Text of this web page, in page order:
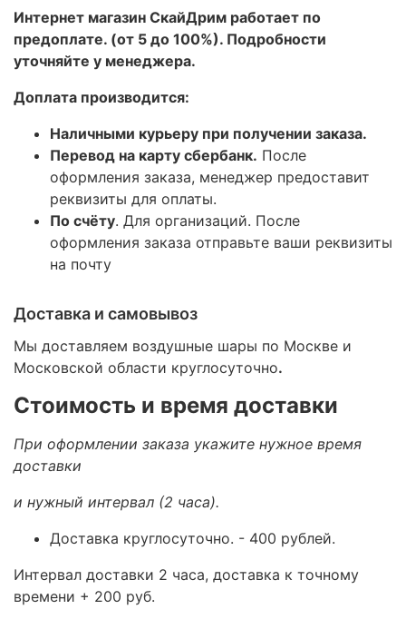
Интернет магазин СкайДрим работает по
предоплате. (от 5 до 100%). Подробности
уточняйте у менеджера.
Доплата производится:
Наличными курьеру при получении заказа.
Перевод на карту сбербанк. После
оформления заказа, менеджер предоставит
реквизиты для оплаты.
По счёту. Для организаций. После
оформления заказа отправьте ваши реквизиты
на почту
Доставка и самовывоз
Мы доставляем воздушные шары по Москве и
Московской области круглосуточно.
Стоимость и время доставки
При оформлении заказа укажите нужное время
доставки
и нужный интервал (2 часа).
Доставка круглосуточно. - 400 рублей.
Интервал доставки 2 часа, доставка к точному
времени + 200 руб.